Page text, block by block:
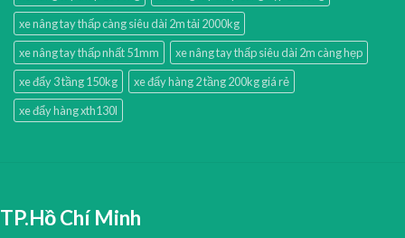
xe nâng tay thấp càng siêu dài 2m tải 2000kg
xe nâng tay thấp nhất 51mm
xe nâng tay thấp siêu dài 2m càng hẹp
xe đẩy 3 tầng 150kg
xe đẩy hàng 2 tầng 200kg giá rẻ
xe đẩy hàng xth130l
TP.Hồ Chí Minh